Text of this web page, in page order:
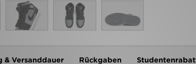
& Versanddauer Rückgaben